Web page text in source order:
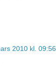
2010 kl. 09:56